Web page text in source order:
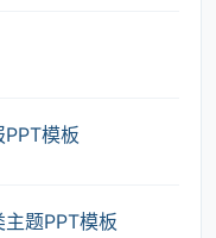
模板
题PPT模板